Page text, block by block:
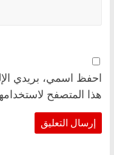
احفظ اسمي، بريدي
هذا المتصفح